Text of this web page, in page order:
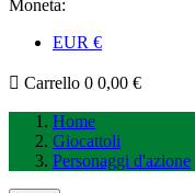
Moneta:
EUR €
Carrello 0 0,00 €
Home
Giocattoli
Personaggi d'azione